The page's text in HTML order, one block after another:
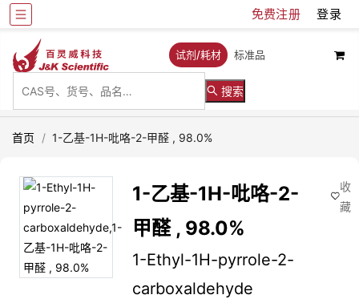
免费注册 登录
试剂/耗材 标准品
搜索
首页 / 1-乙基-1H-吡咯-2-甲醛 , 98.0%
1-乙基-1H-吡咯-2-
甲醛 , 98.0%
1-Ethyl-1H-pyrrole-2-
carboxaldehyde
收
藏